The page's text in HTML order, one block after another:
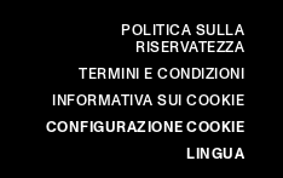
POLITICA SULLA
RISERVATEZZA
TERMINI E CONDIZIONI
INFORMATIVA SUI COOKIE
CONFIGURAZIONE COOKIE
LINGUA